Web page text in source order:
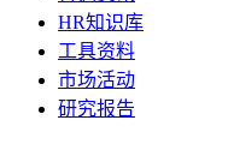
HR知识库
工具资料
市场活动
研究报告